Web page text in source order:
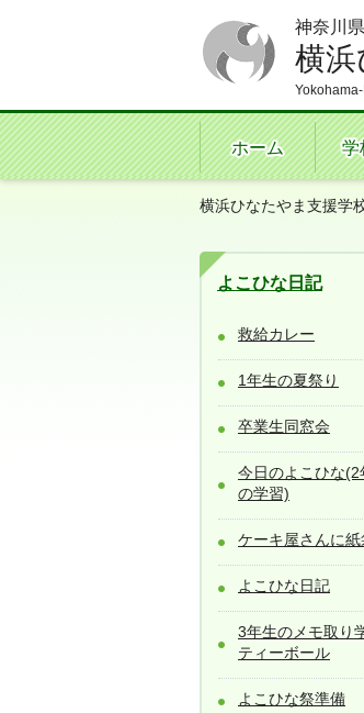
神奈川
横
ホーム 学
横浜ひなたやま支援学
よこひな日記
救給カレー
1年生の夏祭り
卒業生同窓会
今日のよこひな(2
の学習)
ケーキ屋さんに紙
よこひな日記
3年生のメモ取り
ティーボール
よこひな祭準備